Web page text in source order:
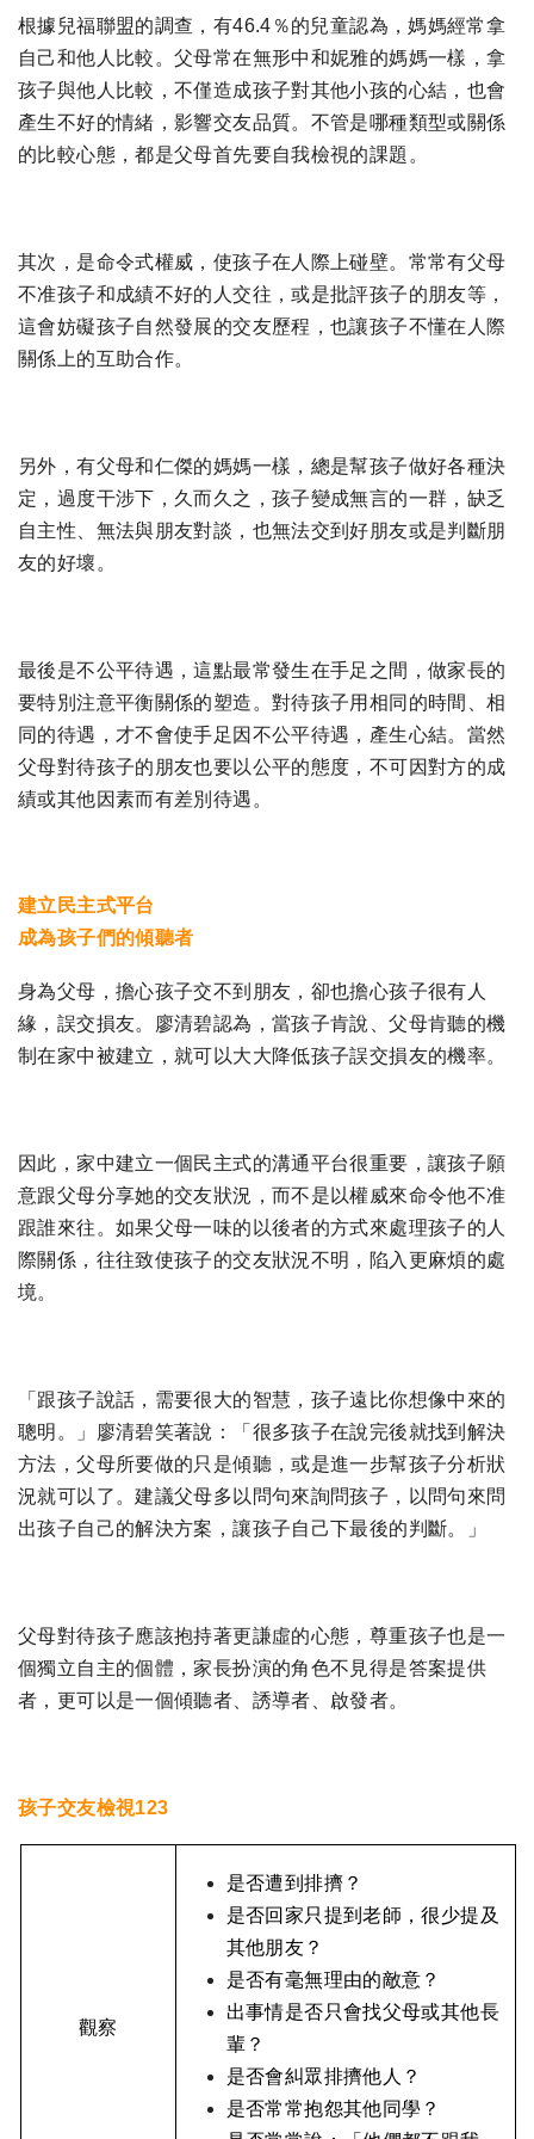
根據兒福聯盟的調查，有46.4％的兒童認為，媽媽經常拿
自己和他人比較。父母常在無形中和妮雅的媽媽一樣，拿
孩子與他人比較，不僅造成孩子對其他小孩的心結，也會
產生不好的情緒，影響交友品質。不管是哪種類型或關係
的比較心態，都是父母首先要自我檢視的課題。
其次，是命令式權威，使孩子在人際上碰壁。常常有父母
不准孩子和成績不好的人交往，或是批評孩子的朋友等，
這會妨礙孩子自然發展的交友歷程，也讓孩子不懂在人際
關係上的互助合作。
另外，有父母和仁傑的媽媽一樣，總是幫孩子做好各種決
定，過度干涉下，久而久之，孩子變成無言的一群，缺乏
自主性、無法與朋友對談，也無法交到好朋友或是判斷朋
友的好壞。
最後是不公平待遇，這點最常發生在手足之間，做家長的
要特別注意平衡關係的塑造。對待孩子用相同的時間、相
同的待遇，才不會使手足因不公平待遇，產生心結。當然
父母對待孩子的朋友也要以公平的態度，不可因對方的成
績或其他因素而有差別待遇。
建立民主式平台
成為孩子們的傾聽者
身為父母，擔心孩子交不到朋友，卻也擔心孩子很有人
緣，誤交損友。廖清碧認為，當孩子肯說、父母肯聽的機
制在家中被建立，就可以大大降低孩子誤交損友的機率。
因此，家中建立一個民主式的溝通平台很重要，讓孩子願
意跟父母分享她的交友狀況，而不是以權威來命令他不准
跟誰來往。如果父母一味的以後者的方式來處理孩子的人
際關係，往往致使孩子的交友狀況不明，陷入更麻煩的處
境。
「跟孩子說話，需要很大的智慧，孩子遠比你想像中來的
聰明。」廖清碧笑著說：「很多孩子在說完後就找到解決
方法，父母所要做的只是傾聽，或是進一步幫孩子分析狀
況就可以了。建議父母多以問句來詢問孩子，以問句來問
出孩子自己的解決方案，讓孩子自己下最後的判斷。」
父母對待孩子應該抱持著更謙虛的心態，尊重孩子也是一
個獨立自主的個體，家長扮演的角色不見得是答案提供
者，更可以是一個傾聽者、誘導者、啟發者。
孩子交友檢視123
觀察
是否遭到排擠？
是否回家只提到老師，很少提及
其他朋友？
是否有毫無理由的敵意？
出事情是否只會找父母或其他長
輩？
是否會糾眾排擠他人？
是否常常抱怨其他同學？